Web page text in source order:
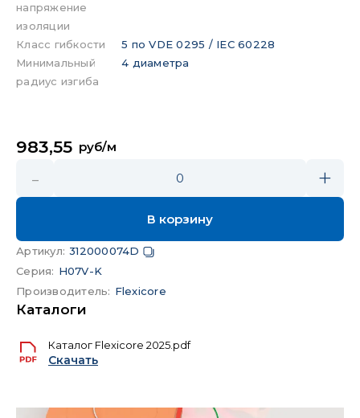
напряжение
изоляции
Класс гибкости
5 по VDE 0295 / IEC 60228
Минимальный
радиус изгиба
4 диаметра
983,55 руб/м
- 0 +
В корзину
Артикул: 312000074D
Серия: H07V-K
Производитель: Flexicore
Каталоги
Каталог Flexicore 2025.pdf
Скачать